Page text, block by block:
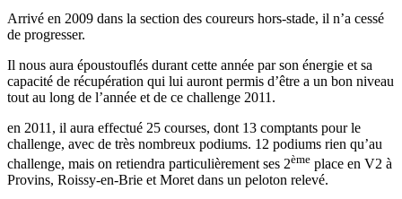
Arrivé en 2009 dans la section des coureurs hors-stade, il n’a cessé
de progresser.
Il nous aura époustouflés durant cette année par son énergie et sa
capacité de récupération qui lui auront permis d’être a un bon niveau
tout au long de l’année et de ce challenge 2011.
en 2011, il aura effectué 25 courses, dont 13 comptants pour le
challenge, avec de très nombreux podiums. 12 podiums rien qu’au
challenge, mais on retiendra particulièrement ses 2ème place en V2 à
Provins, Roissy-en-Brie et Moret dans un peloton relevé.